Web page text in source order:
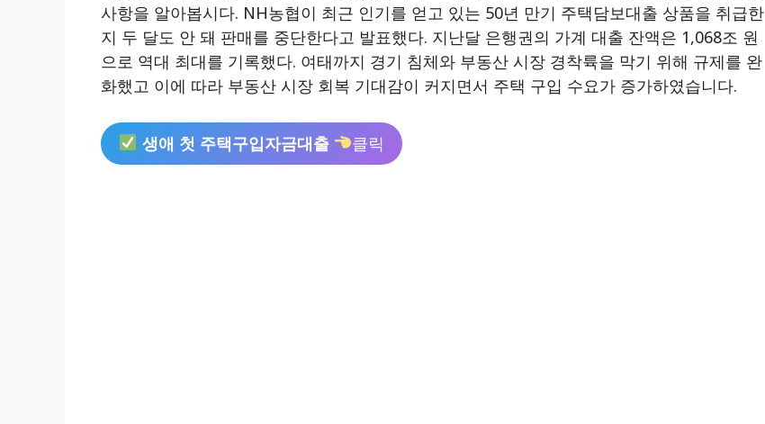
사항을 알아봅시다. NH농협이 최근 인기를 얻고 있는 50년 만기 주택담보대출 상품을 취급한
지 두 달도 안 돼 판매를 중단한다고 발표했다. 지난달 은행권의 가계 대출 잔액은 1,068조 원
으로 역대 최대를 기록했다. 여태까지 경기 침체와 부동산 시장 경착륙을 막기 위해 규제를 완
화했고 이에 따라 부동산 시장 회복 기대감이 커지면서 주택 구입 수요가 증가하였습니다.
생애 첫 주택구입자금대출 클릭